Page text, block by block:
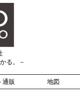
る。－
通販 地図